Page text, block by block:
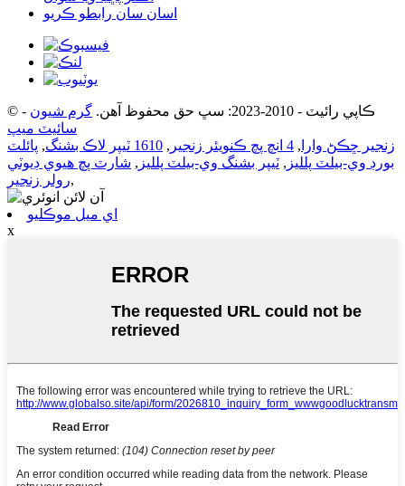
اسان سان رابطو ڪريو
© ڪاپي رائيٽ - 2010-2023: سڀ حق محفوظ آهن. گرم شيون -
سائيٽ ميپ
زنجير ڇڪڻ وارا , 4 انچ پچ ڪنويئر زنجير , 1610 ٽيپر لاڪ بشنگ , پائلٽ
بورڊ وي-بيلٽ پلليز , ٽيپر بشنگ وي-بيلٽ پلليز , شارٽ پچ هيوي ڊيوٽي
رولر زنجير,
اي ميل موڪليو
x